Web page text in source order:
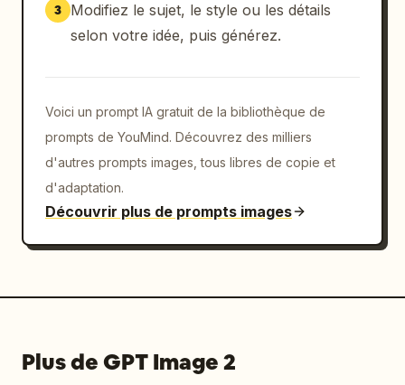
3
Modifiez le sujet, le style ou les détails
selon votre idée, puis générez.
Voici un prompt IA gratuit de la bibliothèque de
prompts de YouMind. Découvrez des milliers
d'autres prompts images, tous libres de copie et
d'adaptation.
Découvrir plus de prompts images
Plus de GPT Image 2